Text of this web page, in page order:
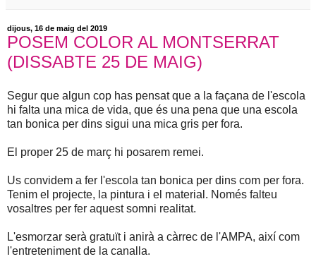
dijous, 16 de maig del 2019
POSEM COLOR AL MONTSERRAT
(DISSABTE 25 DE MAIG)
Segur que algun cop has pensat que a la façana de l'escola
hi falta una mica de vida, que és una pena que una escola
tan bonica per dins sigui una mica gris per fora.
El proper 25 de març hi posarem remei.
Us convidem a fer l'escola tan bonica per dins com per fora.
Tenim el projecte, la pintura i el material. Només falteu
vosaltres per fer aquest somni realitat.
L'esmorzar serà gratuït i anirà a càrrec de l'AMPA, així com
l'entreteniment de la canalla.